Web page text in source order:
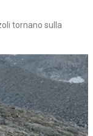
tornano sulla